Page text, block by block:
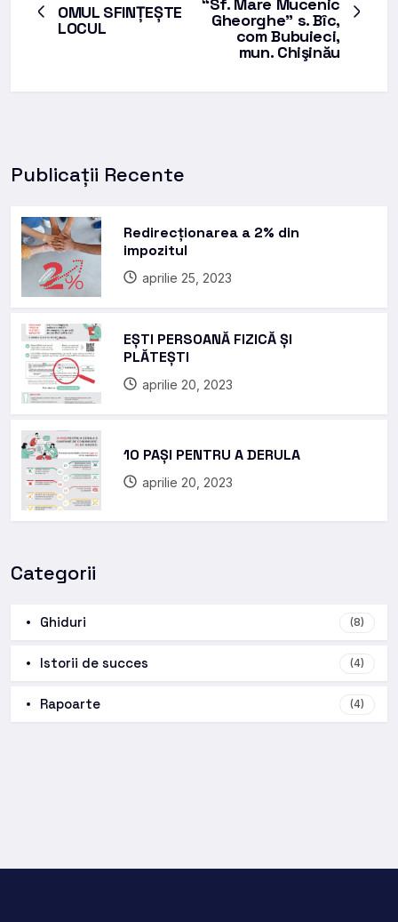
OMUL SFINȚEȘTE
LOCUL Gheorghe” s. Bîc,
com Bubuieci,
mun. Chişinău
Publicații Recente
Redirecționarea a 2% din
impozitul
aprilie 25, 2023
EȘTI PERSOANĂ FIZICĂ ȘI
PLĂTEȘTI
aprilie 20, 2023
10 PAȘI PENTRU A DERULA
aprilie 20, 2023
Categorii
Ghiduri (8)
Istorii de succes (4)
Rapoarte (4)